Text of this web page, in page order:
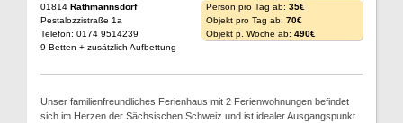
01814 Rathmannsdorf
Pestalozzistraße 1a
Telefon: 0174 9514239
9 Betten + zusätzlich Aufbettung
Person pro Tag ab: 35€
Objekt pro Tag ab: 70€
Objekt p. Woche ab: 490€
Unser familienfreundliches Ferienhaus mit 2 Ferienwohnungen befindet
sich im Herzen der Sächsischen Schweiz und ist idealer Ausgangspunkt